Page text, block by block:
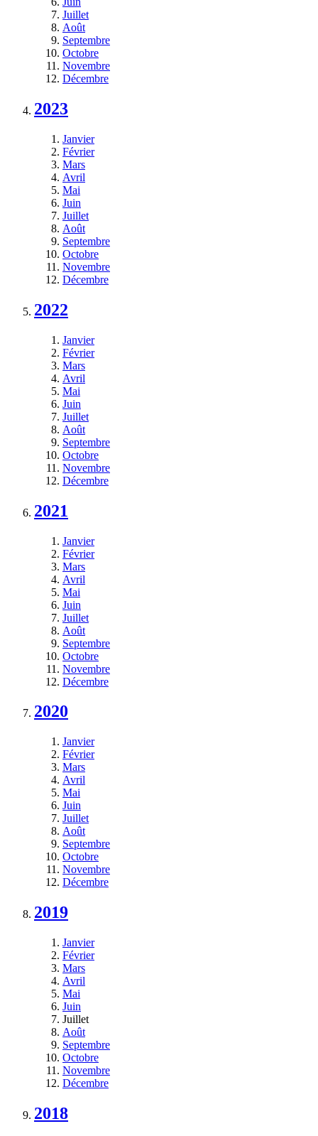
Juillet
Août
Septembre
Octobre
Novembre
Décembre
2023
Janvier
Février
Mars
Avril
Mai
Juin
Juillet
Août
Septembre
Octobre
Novembre
Décembre
2022
Janvier
Février
Mars
Avril
Mai
Juin
Juillet
Août
Septembre
Octobre
Novembre
Décembre
2021
Janvier
Février
Mars
Avril
Mai
Juin
Juillet
Août
Septembre
Octobre
Novembre
Décembre
2020
Janvier
Février
Mars
Avril
Mai
Juin
Juillet
Août
Septembre
Octobre
Novembre
Décembre
2019
Janvier
Février
Mars
Avril
Mai
Juin
Juillet
Août
Septembre
Octobre
Novembre
Décembre
2018